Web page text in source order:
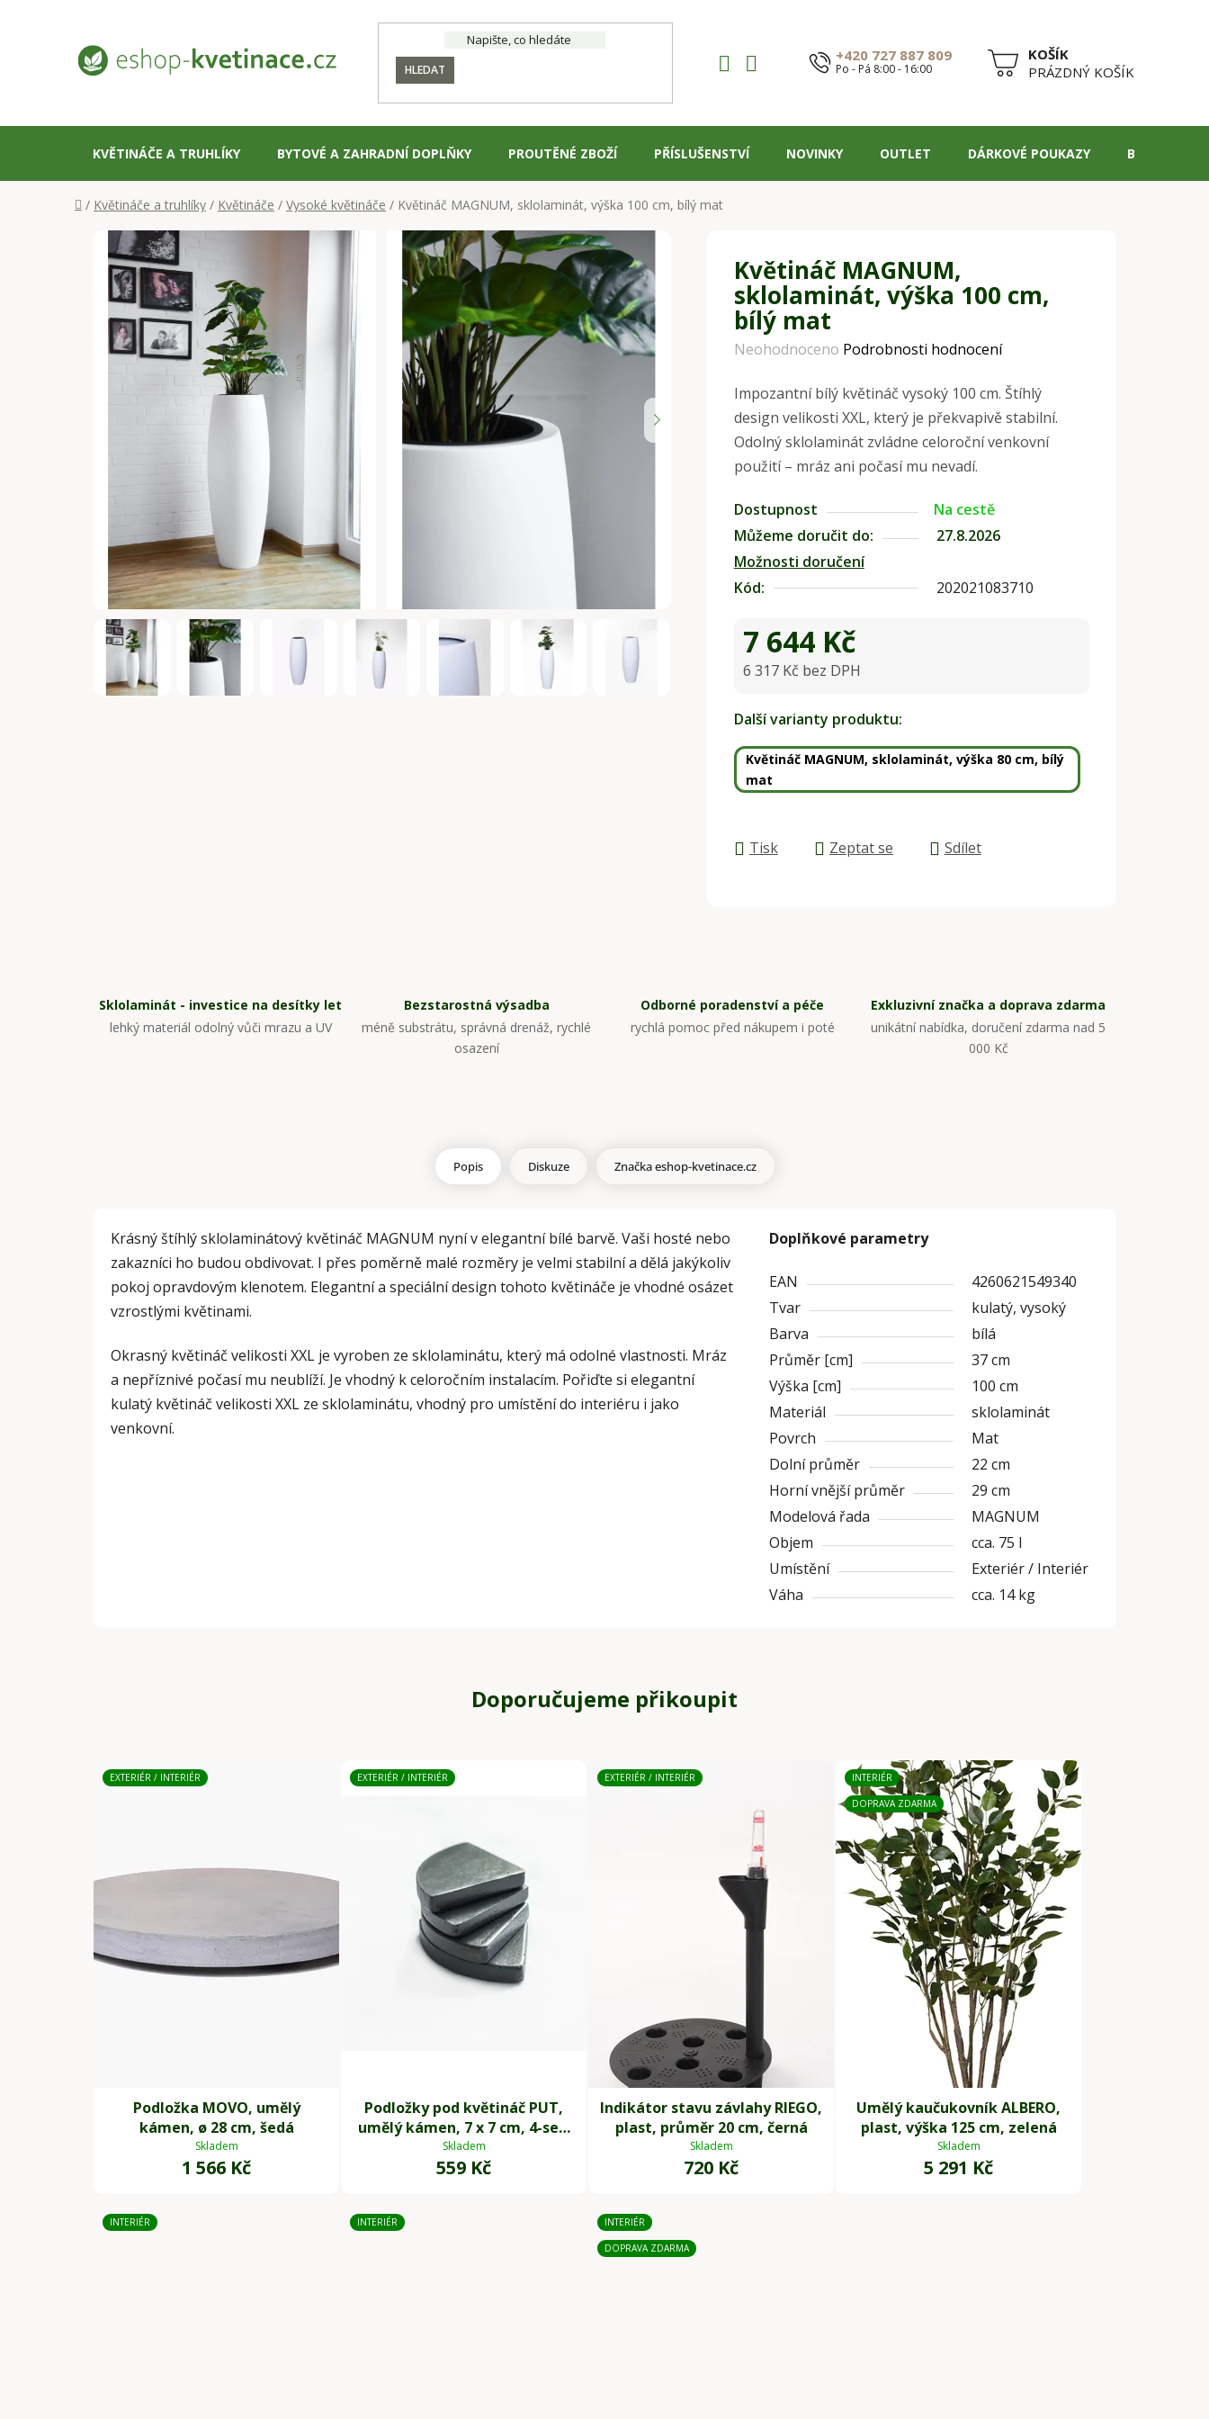
HLEDAT
+420 727 887 809
Po - Pá 8:00 - 16:00
NÁKUPNÍPRÁZDNÝ KOŠÍK
KVĚTINÁČE A TRUHLÍKY BYTOVÉ A ZAHRADNÍ DOPLŇKY PROUTĚNÉ ZBOŽÍ PŘÍSLUŠENSTVÍ NOVINKY OUTLET DÁRKOVÉ POUKAZY BLOG
Domů
/ Květináče a truhlíky / Květináče / Vysoké květináče / Květináč MAGNUM, sklolaminát, výška 100 cm, bílý mat
Květináč MAGNUM,
sklolaminát, výška 100 cm,
bílý mat
Průměrné
produktu
je
0,0
z
hvězdiček.
Neohodnoceno Podrobnosti hodnocení
Impozantní bílý květináč vysoký 100 cm. Štíhlý
design velikosti XXL, který je překvapivě stabilní.
Odolný sklolaminát zvládne celoroční venkovní
použití – mráz ani počasí mu nevadí.
Dostupnost
Na cestě
Můžeme doručit do:
27.8.2026
Možnosti doručení
Kód:
202021083710
7 644 Kč
6 317 Kč bez DPH
Další varianty produktu:
Květináč MAGNUM, sklolaminát, výška 80 cm, bílý
mat
Tisk Zeptat se Sdílet
Sklolaminát - investice na desítky let
lehký materiál odolný vůči mrazu a UV
Bezstarostná výsadba
méně substrátu, správná drenáž, rychlé
osazení
Odborné poradenství a péče
rychlá pomoc před nákupem i poté
Exkluzivní značka a doprava zdarma
unikátní nabídka, doručení zdarma nad 5
000 Kč
Popis Diskuze Značkaeshop-kvetinace.cz
Krásný štíhlý sklolaminátový květináč MAGNUM nyní v elegantní bílé barvě. Vaši hosté nebo
zakazníci ho budou obdivovat. I přes poměrně malé rozměry je velmi stabilní a dělá jakýkoliv
pokoj opravdovým klenotem. Elegantní a speciální design tohoto květináče je vhodné osázet
vzrostlými květinami.
Okrasný květináč velikosti XXL je vyroben ze sklolaminátu, který má odolné vlastnosti. Mráz
a nepříznivé počasí mu neublíží. Je vhodný k celoročním instalacím. Pořiďte si elegantní
kulatý květináč velikosti XXL ze sklolaminátu, vhodný pro umístění do interiéru i jako
venkovní.
Doplňkové parametry
EAN
4260621549340
Tvar
kulatý, vysoký
Barva
bílá
Průměr [cm]
37 cm
Výška [cm]
100 cm
Materiál
sklolaminát
Povrch
Mat
Dolní průměr
22 cm
Horní vnější průměr
29 cm
Modelová řada
MAGNUM
Objem
cca. 75 l
Umístění
Exteriér / Interiér
Váha
cca. 14 kg
Doporučujeme přikoupit
EXTERIÉR / INTERIÉR
Podložka MOVO, umělý
kámen, ø 28 cm, šedá
Skladem
1 566 Kč
EXTERIÉR / INTERIÉR
Podložky pod květináč PUT,
umělý kámen, 7 x 7 cm, 4-set,
šedé
Skladem
559 Kč
EXTERIÉR / INTERIÉR
Indikátor stavu závlahy RIEGO,
plast, průměr 20 cm, černá
Skladem
720 Kč
INTERIÉR
DOPRAVA ZDARMA
Umělý kaučukovník ALBERO,
plast, výška 125 cm, zelená
Skladem
5 291 Kč
INTERIÉR INTERIÉR INTERIÉR
DOPRAVA ZDARMA